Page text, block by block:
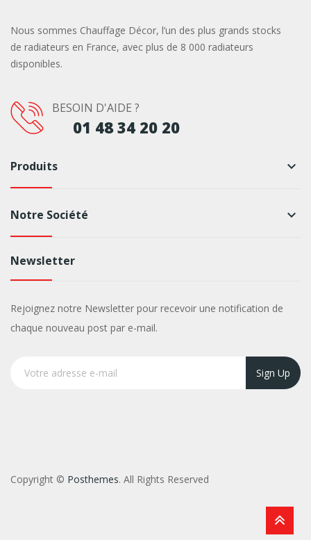
Nous sommes Chauffage Décor, l’un des plus grands stocks
de radiateurs en France, avec plus de 8 000 radiateurs
disponibles.
BESOIN D'AIDE ?
01 48 34 20 20
Produits keyboard_arrow_down
Notre Société keyboard_arrow_down
Newsletter
Rejoignez notre Newsletter pour recevoir une notification de
chaque nouveau post par e-mail.
Sign Up
Copyright © Posthemes. All Rights Reserved